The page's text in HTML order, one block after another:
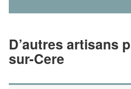
D’autres artisans
sur-Cere